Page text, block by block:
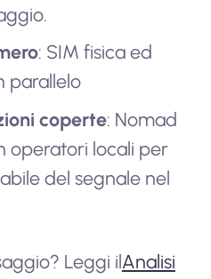
: SIM fisica ed
parallelo
coperte: Nomad
operatori locali per
del segnale nel
Leggi il Analisi